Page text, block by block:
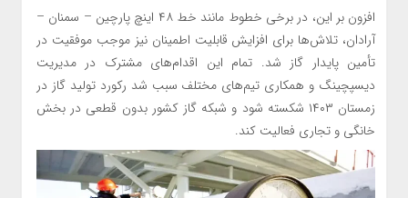
افزون بر این، در برخی خطوط مانند خط ۴۸ اینچ پارچین – سمنان –
آرادان، تلاش‌ها برای افزایش قابلیت اطمینان نیز موجب موفقیت در
تأمین پایدار گاز شد. تمام این اقدام‌های مشترک در مدیریت
دیسپچینگ و همکاری تیم‌های مختلف سبب شد رکورد تولید گاز در
زمستان ۱۴۰۳ شکسته شود و شبکه گاز کشور بدون قطعی در بخش
خانگی و تجاری فعالیت کند.